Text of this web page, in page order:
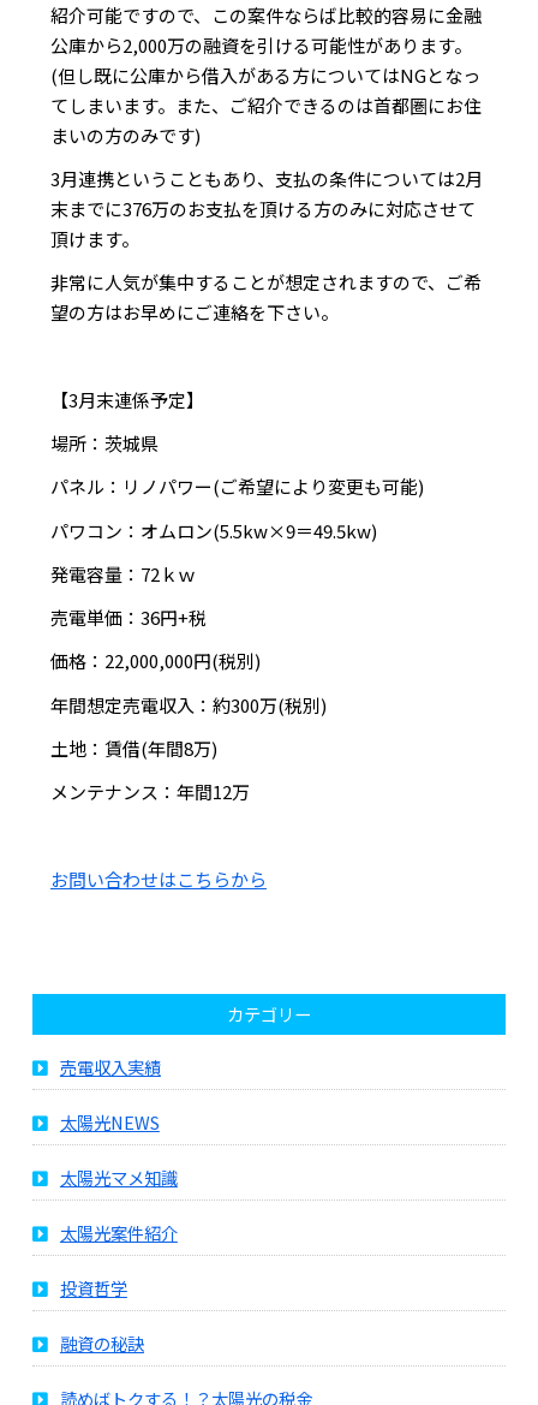
紹介可能ですので、この案件ならば比較的容易に金融
公庫から2,000万の融資を引ける可能性があります。
(但し既に公庫から借入がある方についてはNGとなっ
てしまいます。また、ご紹介できるのは首都圏にお住
まいの方のみです)
3月連携ということもあり、支払の条件については2月
末までに376万のお支払を頂ける方のみに対応させて
頂けます。
非常に人気が集中することが想定されますので、ご希
望の方はお早めにご連絡を下さい。
【3月末連係予定】
場所：茨城県
パネル：リノパワー(ご希望により変更も可能)
パワコン：オムロン(5.5kw×9＝49.5kw)
発電容量：72ｋｗ
売電単価：36円+税
価格：22,000,000円(税別)
年間想定売電収入：約300万(税別)
土地：賃借(年間8万)
メンテナンス：年間12万
お問い合わせはこちらから
カテゴリー
売電収入実績
太陽光NEWS
太陽光マメ知識
太陽光案件紹介
投資哲学
融資の秘訣
読めばトクする！？太陽光の税金